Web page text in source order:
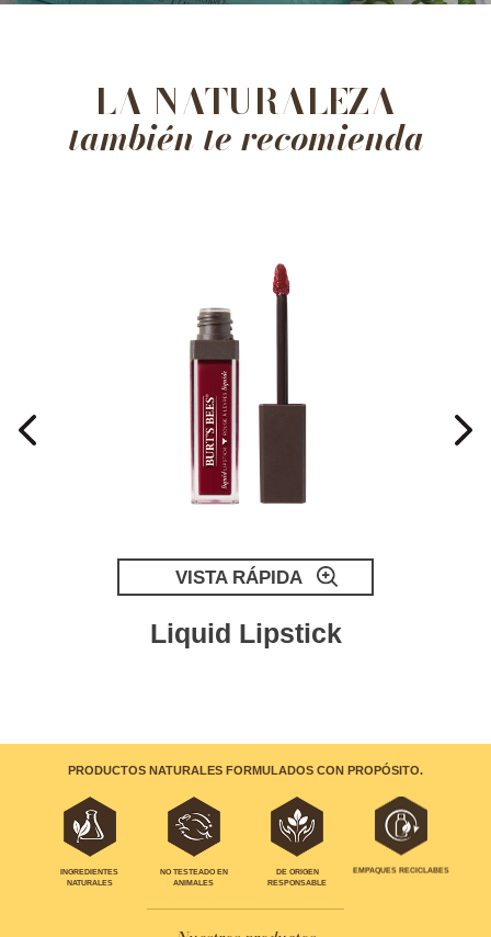
LA NATURALEZA
también te recomienda
VISTA RÁPIDA
Liquid Lipstick
PRODUCTOS NATURALES FORMULADOS CON PROPÓSITO.
INGREDIENTES
NATURALES
NO TESTEADO EN
ANIMALES
DE ORIGEN
RESPONSABLE
EMPAQUES RECICLABES